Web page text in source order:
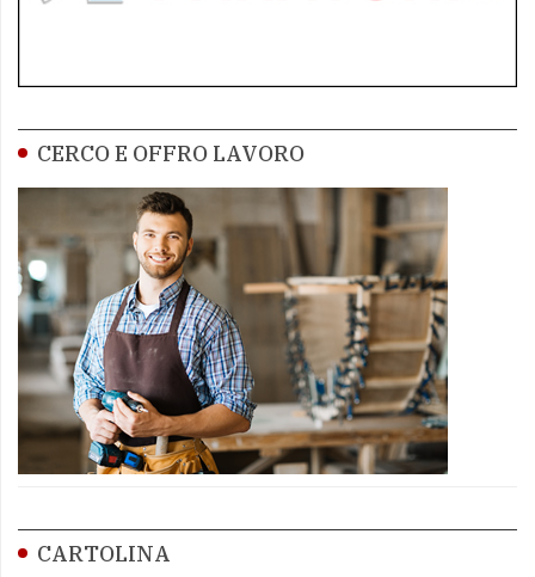
CERCO E OFFRO LAVORO
CARTOLINA